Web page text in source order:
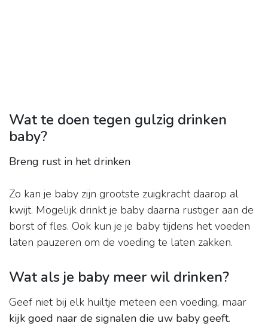
Wat te doen tegen gulzig drinken
baby?
Breng rust in het drinken
Zo kan je baby zijn grootste zuigkracht daarop al
kwijt. Mogelijk drinkt je baby daarna rustiger aan de
borst of fles. Ook kun je je baby tijdens het voeden
laten pauzeren om de voeding te laten zakken.
Wat als je baby meer wil drinken?
Geef niet bij elk huiltje meteen een voeding, maar
kijk goed naar de signalen die uw baby geeft.